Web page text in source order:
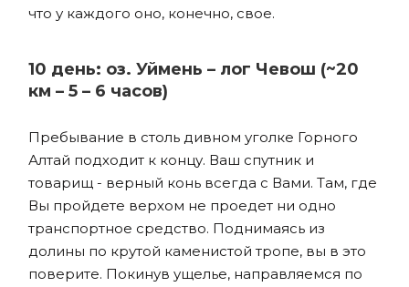
что у каждого оно, конечно, свое.
10 день: оз. Уймень – лог Чевош (~20
км – 5 – 6 часов)
Пребывание в столь дивном уголке Горного
Алтай подходит к концу. Ваш спутник и
товарищ - верный конь всегда с Вами. Там, где
Вы пройдете верхом не проедет ни одно
транспортное средство. Поднимаясь из
долины по крутой каменистой тропе, вы в это
поверите. Покинув ущелье, направляемся по